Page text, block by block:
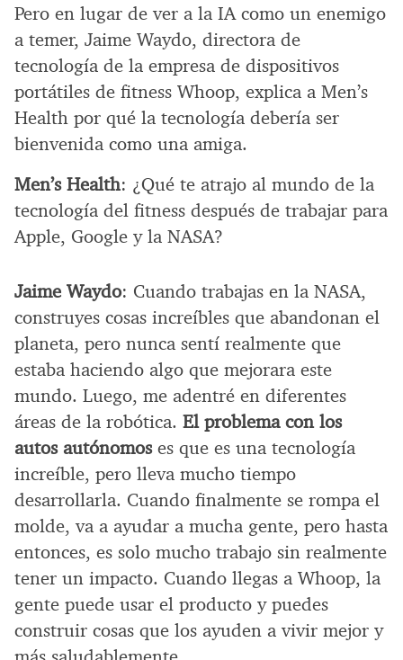
Pero en lugar de ver a la IA como un enemigo
a temer, Jaime Waydo, directora de
tecnología de la empresa de dispositivos
portátiles de fitness Whoop, explica a Men’s
Health por qué la tecnología debería ser
bienvenida como una amiga.
Men’s Health: ¿Qué te atrajo al mundo de la
tecnología del fitness después de trabajar para
Apple, Google y la NASA?
Jaime Waydo: Cuando trabajas en la NASA,
construyes cosas increíbles que abandonan el
planeta, pero nunca sentí realmente que
estaba haciendo algo que mejorara este
mundo. Luego, me adentré en diferentes
áreas de la robótica. El problema con los
autos autónomoses que es una tecnología
increíble, pero lleva mucho tiempo
desarrollarla. Cuando finalmente se rompa el
molde, va a ayudar a mucha gente, pero hasta
entonces, es solo mucho trabajo sin realmente
tener un impacto. Cuando llegas a Whoop, la
gente puede usar el producto y puedes
construir cosas que los ayuden a vivir mejor y